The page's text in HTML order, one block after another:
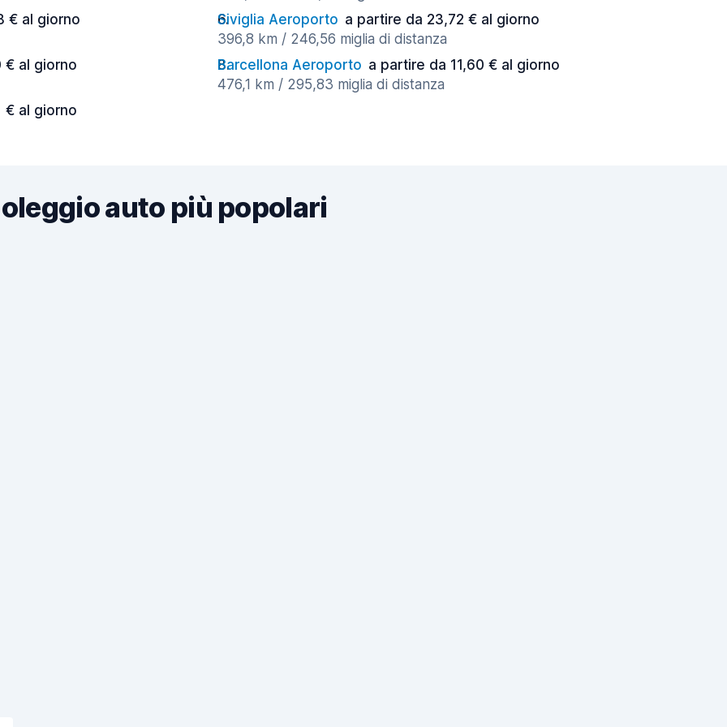
€ al giorno
Siviglia Aeroporto a partire da 23,72 € al giorno
396,8 km / 246,56 miglia di distanza
€ al giorno
Barcellona Aeroporto a partire da 11,60 € al giorno
476,1 km / 295,83 miglia di distanza
€ al giorno
auto più popolari